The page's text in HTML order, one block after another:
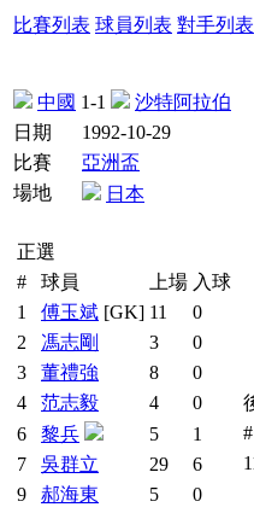
比賽列表 球員列表 對手列表
中國 1-1
沙特阿拉伯
日期
1992-10-29
比賽
亞洲盃
場地
日本
正選
#
球員 上場 入球
1
傅玉斌 [GK] 11
0
2
馮志剛 3
0
3
董禮強 8
0
4
范志毅 4
0
6
黎兵 5
1
7
吳群立 29
6
9
郝海東 5
0
#